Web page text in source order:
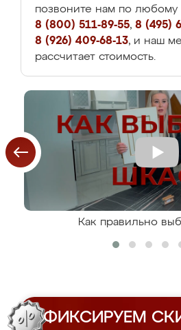
позвоните нам по любому
8 (800) 511-89-55, 8 (495)
8 (926) 409-68-13, и наш
рассчитает стоимость.
Как правильно
ФИКСИРУЕМ